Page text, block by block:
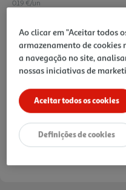
omega 3, vitamina A e D
alimentares nã o devem
substitutos de um regime
0.19 €/un
12,99 €
Ao clicar em "Aceitar todos
armazenamento de
a navegação no site,
nossas iniciativas de
Aceitar todos os cookies
Definições de cookies